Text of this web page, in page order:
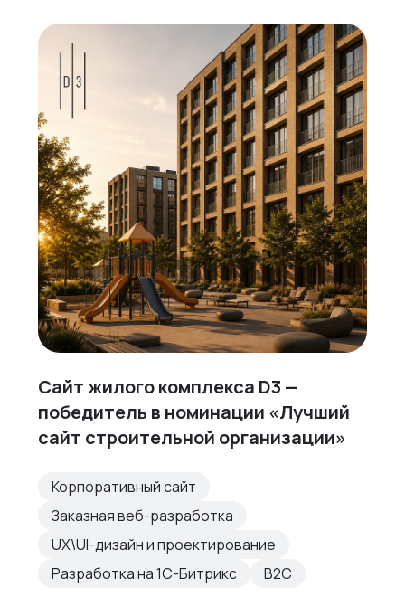
Сайт жилого комплекса D3 —
победитель в номинации «Лучший
сайт строительной организации»
Корпоративный сайт
Заказная веб-разработка
UX\UI-дизайн и проектирование
Разработка на 1С-Битрикс
B2C